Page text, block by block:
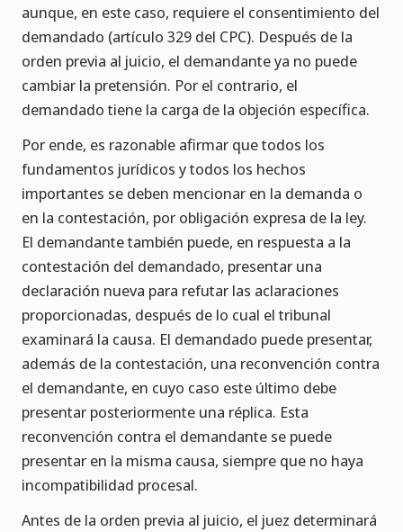
aunque, en este caso, requiere el consentimiento del
demandado (artículo 329 del CPC). Después de la
orden previa al juicio, el demandante ya no puede
cambiar la pretensión. Por el contrario, el
demandado tiene la carga de la objeción específica.
Por ende, es razonable afirmar que todos los
fundamentos jurídicos y todos los hechos
importantes se deben mencionar en la demanda o
en la contestación, por obligación expresa de la ley.
El demandante también puede, en respuesta a la
contestación del demandado, presentar una
declaración nueva para refutar las aclaraciones
proporcionadas, después de lo cual el tribunal
examinará la causa. El demandado puede presentar,
además de la contestación, una reconvención contra
el demandante, en cuyo caso este último debe
presentar posteriormente una réplica. Esta
reconvención contra el demandante se puede
presentar en la misma causa, siempre que no haya
incompatibilidad procesal.
Antes de la orden previa al juicio, el juez determinará